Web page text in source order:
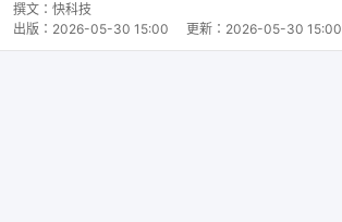
撰文： 快科技
出版： 2026-05-30 15:00 更新： 2026-05-30 15:00